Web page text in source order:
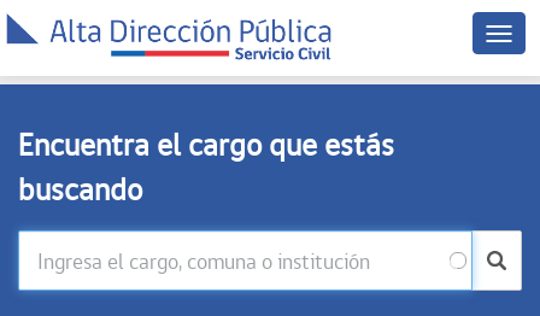
Encuentra el cargo que estás
buscando